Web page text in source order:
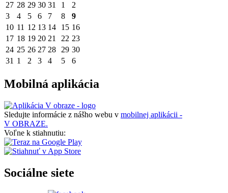
27 28 29 30 31 1
2
3
4 5 6 7 8
9
10 11 12 13 14 15 16
17 18 19 20 21 22 23
24 25 26 27 28 29 30
31 1 2 3 4 5 6
Mobilná aplikácia
Sledujte informácie z nášho webu v mobilnej aplikácii -
V OBRAZE.
Voľne k stiahnutiu:
Sociálne siete